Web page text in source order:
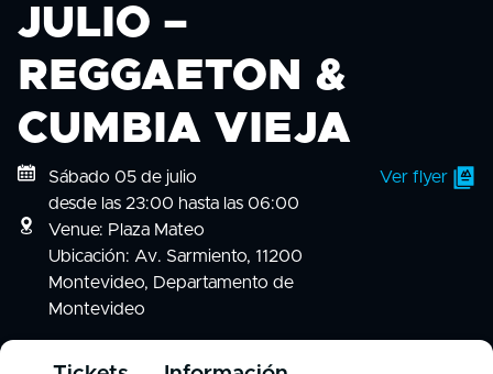
JULIO –
REGGAETON &
CUMBIA VIEJA
Sábado 05 de julio
desde las 23:00 hasta las 06:00
Venue: Plaza Mateo
Ubicación: Av. Sarmiento, 11200
Montevideo, Departamento de
Montevideo
Ver flyer